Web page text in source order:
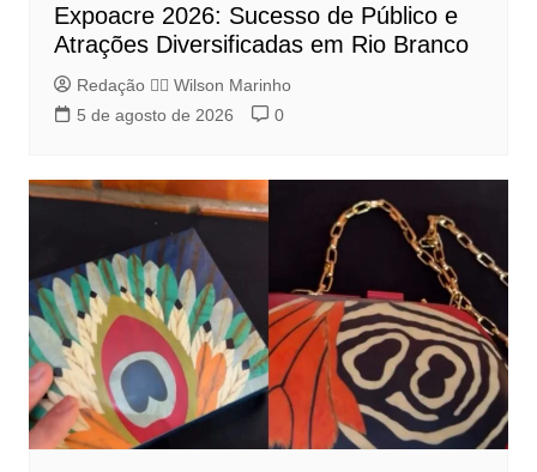
Expoacre 2026: Sucesso de Público e
Atrações Diversificadas em Rio Branco
Redação 👨‍⚖️​ Wilson Marinho
5 de agosto de 2026
0